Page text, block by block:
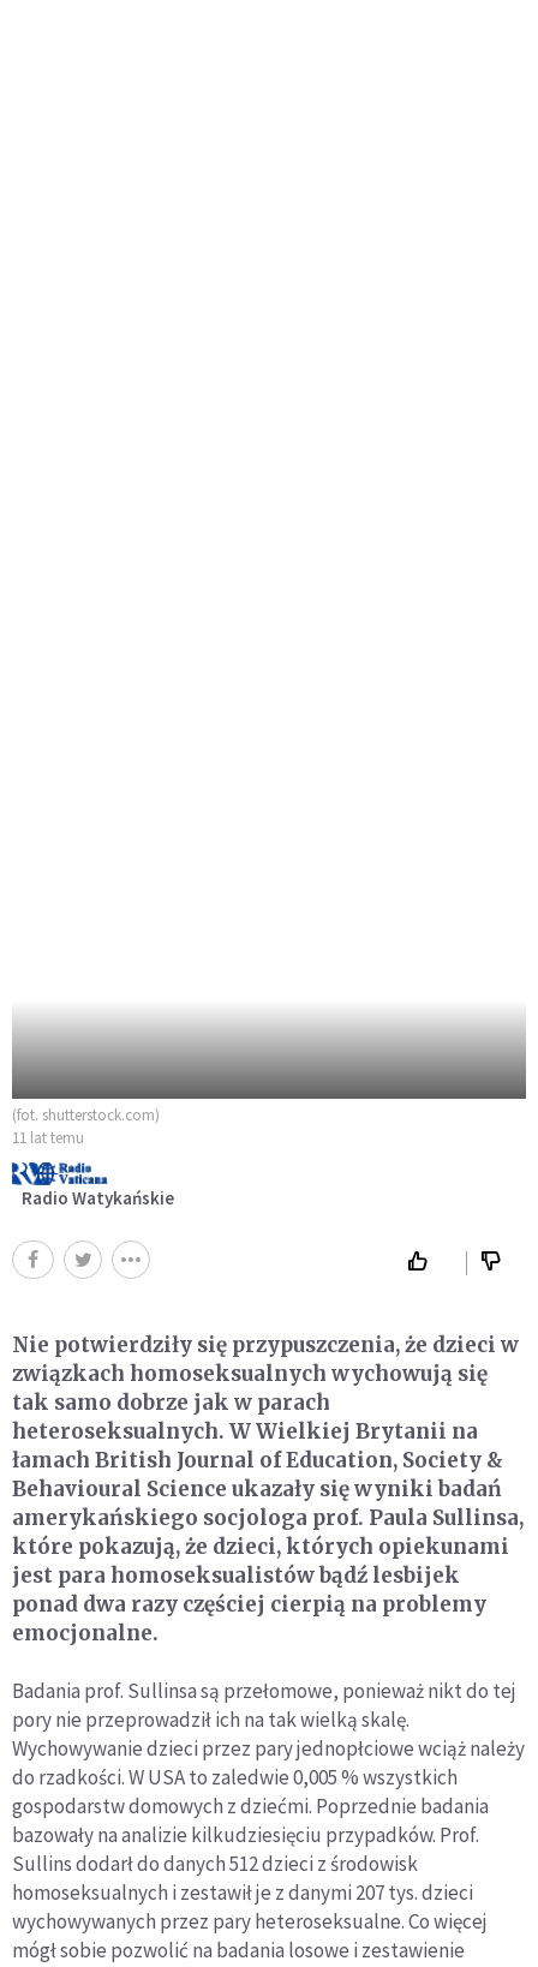
(fot. shutterstock.com)
11 lat temu
Radio Watykańskie
Nie potwierdziły się przypuszczenia, że dzieci w
związkach homoseksualnych wychowują się
tak samo dobrze jak w parach
heteroseksualnych. W Wielkiej Brytanii na
łamach British Journal of Education, Society &
Behavioural Science ukazały się wyniki badań
amerykańskiego socjologa prof. Paula Sullinsa,
które pokazują, że dzieci, których opiekunami
jest para homoseksualistów bądź lesbijek
ponad dwa razy częściej cierpią na problemy
emocjonalne.
Badania prof. Sullinsa są przełomowe, ponieważ nikt do tej
pory nie przeprowadził ich na tak wielką skalę.
Wychowywanie dzieci przez pary jednopłciowe wciąż należy
do rzadkości. W USA to zaledwie 0,005 % wszystkich
gospodarstw domowych z dziećmi. Poprzednie badania
bazowały na analizie kilkudziesięciu przypadków. Prof.
Sullins dodarł do danych 512 dzieci z środowisk
homoseksualnych i zestawił je z danymi 207 tys. dzieci
wychowywanych przez pary heteroseksualne. Co więcej
mógł sobie pozwolić na badania losowe i zestawienie